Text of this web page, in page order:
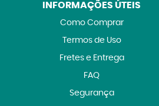
INFORMAÇÕES ÚTEIS
Como Comprar
Termos de Uso
Fretes e Entrega
FAQ
Segurança